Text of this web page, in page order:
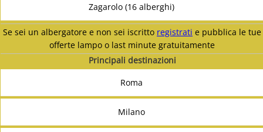
Zagarolo (16 alberghi)
Se sei un albergatore e non sei iscritto registrati e pubblica le tue
offerte lampo o last minute gratuitamente
Principali destinazioni
Roma
Milano